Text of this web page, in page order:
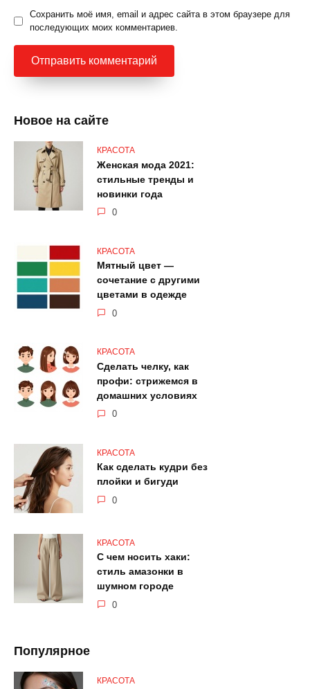
Сохранить моё имя, email и адрес сайта в этом браузере для
последующих моих комментариев.
Новое на сайте
КРАСОТА
Женская мода 2021:
стильные тренды и
новинки года
0
КРАСОТА
Мятный цвет —
сочетание с другими
цветами в одежде
0
КРАСОТА
Сделать челку, как
профи: стрижемся в
домашних условиях
0
КРАСОТА
Как сделать кудри без
плойки и бигуди
0
КРАСОТА
С чем носить хаки:
стиль амазонки в
шумном городе
0
Популярное
КРАСОТА